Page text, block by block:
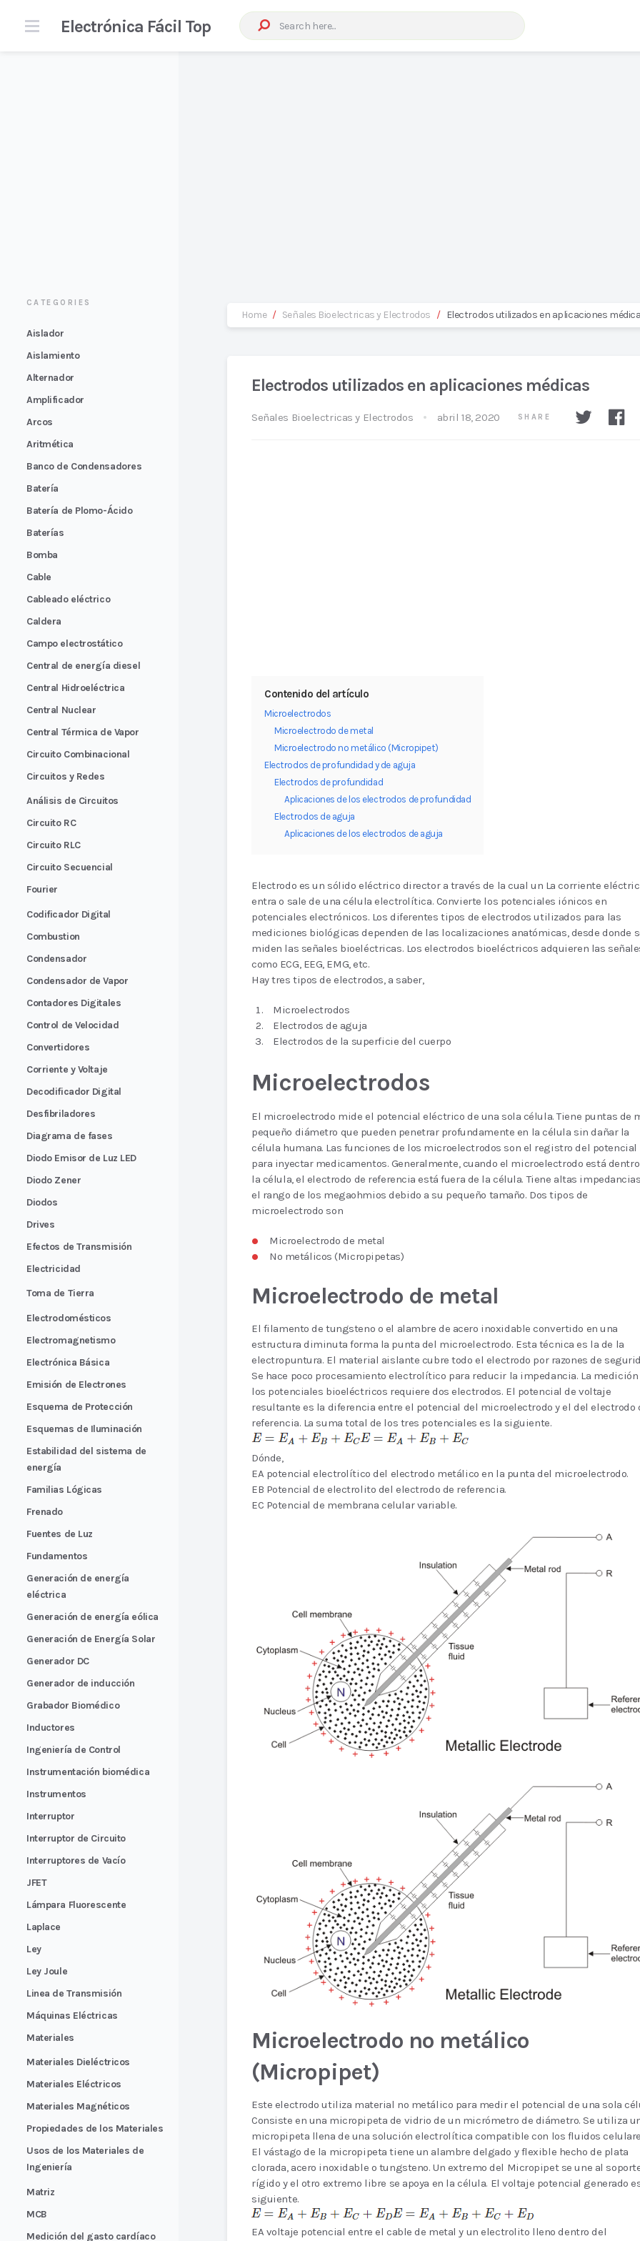
Electrónica Fácil Top
CATEGORIES
Aislador
Aislamiento
Alternador
Amplificador
Arcos
Aritmética
Banco de Condensadores
Batería
Batería de Plomo-Ácido
Baterías
Bomba
Cable
Cableado eléctrico
Caldera
Campo electrostático
Central de energía diesel
Central Hidroeléctrica
Central Nuclear
Central Térmica de Vapor
Circuito Combinacional
Circuitos y Redes
Análisis de Circuitos
Circuito RC
Circuito RLC
Circuito Secuencial
Fourier
Codificador Digital
Combustion
Condensador
Condensador de Vapor
Contadores Digitales
Control de Velocidad
Convertidores
Corriente y Voltaje
Decodificador Digital
Desfibriladores
Diagrama de fases
Diodo Emisor de Luz LED
Diodo Zener
Diodos
Drives
Efectos de Transmisión
Electricidad
Toma de Tierra
Electrodomésticos
Electromagnetismo
Electrónica Básica
Emisión de Electrones
Esquema de Protección
Esquemas de Iluminación
Estabilidad del sistema de
energía
Familias Lógicas
Frenado
Fuentes de Luz
Fundamentos
Generación de energía
eléctrica
Generación de energía eólica
Generación de Energía Solar
Generador DC
Generador de inducción
Grabador Biomédico
Inductores
Ingeniería de Control
Instrumentación biomédica
Instrumentos
Interruptor
Interruptor de Circuito
Interruptores de Vacío
JFET
Lámpara Fluorescente
Laplace
Ley
Ley Joule
Linea de Transmisión
Máquinas Eléctricas
Materiales
Materiales Dieléctricos
Materiales Eléctricos
Materiales Magnéticos
Propiedades de los Materiales
Usos de los Materiales de
Ingeniería
Matriz
MCB
Medición del gasto cardíaco
Home / Señales Bioelectricas y Electrodos / Electrodos utilizados en aplicaciones
Electrodos utilizados en aplicaciones médicas
Señales Bioelectricas y Electrodos abril 18, 2020 SHARE
Contenido del artículo
Microelectrodos
Microelectrodo de metal
Microelectrodo no metálico (Micropipet)
Electrodos de profundidad y de aguja
Electrodos de profundidad
Aplicaciones de los electrodos de profundidad
Electrodos de aguja
Aplicaciones de los electrodos de aguja
Electrodo es un sólido eléctrico director a través de la cual un La corriente
entra o sale de una célula electrolítica. Convierte los potenciales iónicos en
potenciales electrónicos. Los diferentes tipos de electrodos utilizados para las
mediciones biológicas dependen de las localizaciones anatómicas, desde donde
miden las señales bioeléctricas. Los electrodos bioeléctricos adquieren las
como ECG, EEG, EMG, etc.
Hay tres tipos de electrodos, a saber,
Microelectrodos
Electrodos de aguja
Electrodos de la superficie del cuerpo
Microelectrodos
El microelectrodo mide el potencial eléctrico de una sola célula. Tiene puntas de
pequeño diámetro que pueden penetrar profundamente en la célula sin dañar la
célula humana. Las funciones de los microelectrodos son el registro del potencial
para inyectar medicamentos. Generalmente, cuando el microelectrodo está
la célula, el electrodo de referencia está fuera de la célula. Tiene altas
el rango de los megaohmios debido a su pequeño tamaño. Dos tipos de
microelectrodo son
Microelectrodo de metal
No metálicos (Micropipetas)
Microelectrodo de metal
El filamento de tungsteno o el alambre de acero inoxidable convertido en una
estructura diminuta forma la punta del microelectrodo. Esta técnica es la de la
electropuntura. El material aislante cubre todo el electrodo por razones de
Se hace poco procesamiento electrolítico para reducir la impedancia. La medición
los potenciales bioeléctricos requiere dos electrodos. El potencial de voltaje
resultante es la diferencia entre el potencial del microelectrodo y el del electrodo
referencia. La suma total de los tres potenciales es la siguiente.
Dónde,
EA potencial electrolítico del electrodo metálico en la punta del microelectrodo.
EB Potencial de electrolito del electrodo de referencia.
EC Potencial de membrana celular variable.
Microelectrodo no metálico
(Micropipet)
Este electrodo utiliza material no metálico para medir el potencial de una sola
Consiste en una micropipeta de vidrio de un micrómetro de diámetro. Se utiliza
micropipeta llena de una solución electrolítica compatible con los fluidos
El vástago de la micropipeta tiene un alambre delgado y flexible hecho de plata
clorada, acero inoxidable o tungsteno. Un extremo del Micropipet se une al
rígido y el otro extremo libre se apoya en la célula. El voltaje potencial generado
siguiente.
EA voltaje potencial entre el cable de metal y un electrolito lleno dentro del